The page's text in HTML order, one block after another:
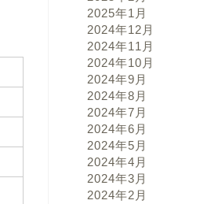
2025年1月
2024年12月
2024年11月
2024年10月
2024年9月
2024年8月
2024年7月
2024年6月
2024年5月
2024年4月
2024年3月
2024年2月